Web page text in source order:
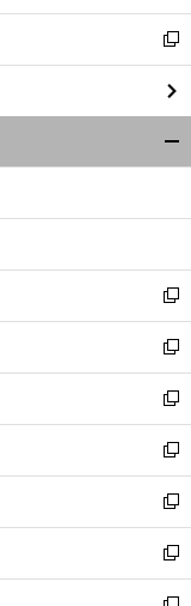
開
く
新
し
い
ウ
ィ
ン
ウ
開
く
新
し
い
ウ
ィ
ン
ド
ウ
で
開
く
新
し
い
ウ
ィ
ン
ド
ウ
で
開
新
し
い
ウ
ィ
ン
ド
ウ
新
し
い
ウ
ィ
ン
新
し
い
ウ
新
し